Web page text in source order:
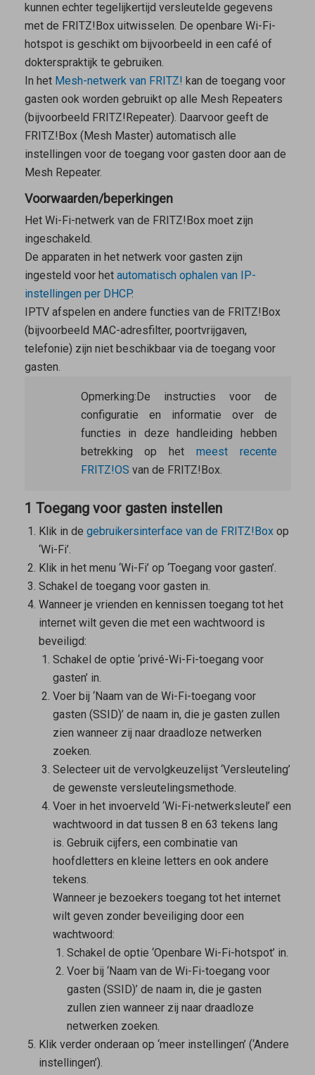
kunnen echter tegelijkertijd versleutelde gegevens
met de FRITZ!Box uitwisselen. De openbare Wi-Fi-
hotspot is geschikt om bijvoorbeeld in een café of
dokterspraktijk te gebruiken.
In het Mesh-netwerk van FRITZ! kan de toegang voor
gasten ook worden gebruikt op alle Mesh Repeaters
(bijvoorbeeld FRITZ!Repeater). Daarvoor geeft de
FRITZ!Box ( Mesh Master) automatisch alle
instellingen voor de toegang voor gasten door aan de
Mesh Repeater.
Voorwaarden/beperkingen
Het Wi-Fi-netwerk van de FRITZ!Box moet zijn
ingeschakeld.
De apparaten in het netwerk voor gasten zijn
ingesteld voor het automatisch ophalen van IP-
instellingen per DHCP.
IPTV afspelen en andere functies van de FRITZ!Box
(bijvoorbeeld MAC-adresfilter, poortvrijgaven,
telefonie) zijn niet beschikbaar via de toegang voor
gasten.
Opmerking:De instructies voor de
configuratie en informatie over de
functies in deze handleiding hebben
betrekking op het meest recente
FRITZ!OS van de FRITZ!Box.
1 Toegang voor gasten instellen
Klik in de gebruikersinterface van de FRITZ!Boxop
‘Wi-Fi’.
Klik in het menu ‘Wi-Fi’ op ‘Toegang voor gasten’.
Schakel de toegang voor gasten in.
Wanneer je vrienden en kennissen toegang tot het
internet wilt geven die met een wachtwoord is
beveiligd:
Schakel de optie ‘privé-Wi-Fi-toegang voor
gasten’ in.
Voer bij ‘Naam van de Wi-Fi-toegang voor
gasten (SSID)’ de naam in, die je gasten zullen
zien wanneer zij naar draadloze netwerken
zoeken.
Selecteer uit de vervolgkeuzelijst ‘Versleuteling’
de gewenste versleutelingsmethode.
Voer in het invoerveld ‘Wi-Fi-netwerksleutel’ een
wachtwoord in dat tussen 8 en 63 tekens lang
is. Gebruik cijfers, een combinatie van
hoofdletters en kleine letters en ook andere
tekens.
Wanneer je bezoekers toegang tot het internet
wilt geven zonder beveiliging door een
wachtwoord:
Schakel de optie ‘Openbare Wi-Fi-hotspot’ in.
Voer bij ‘Naam van de Wi-Fi-toegang voor
gasten (SSID)’ de naam in, die je gasten
zullen zien wanneer zij naar draadloze
netwerken zoeken.
Klik verder onderaan op ‘meer instellingen’ (‘Andere
instellingen’).